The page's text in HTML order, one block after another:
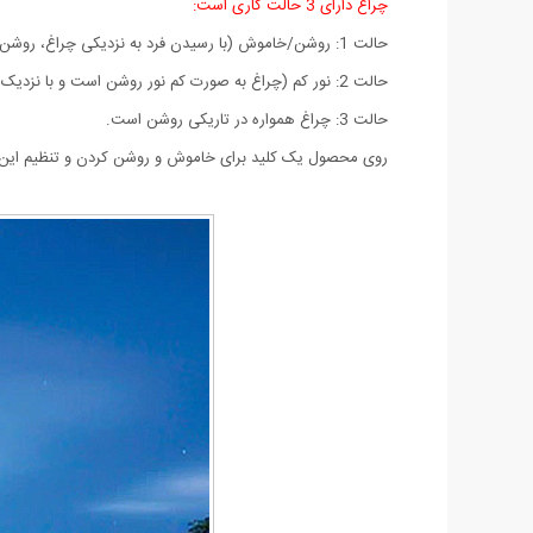
چراغ دارای 3 حالت کاری است:
حالت 1: روشن/خاموش (با رسیدن فرد به نزدیکی چراغ، روشن و با رفتن فرد خاموش می‌شود)
حالت 2: نور کم (چراغ به صورت کم نور روشن است و با نزدیک شدن افراد پرنور می‌شود و با رفتن آن‌ها مجدداً کم‌نور می‌گردد)
حالت 3: چراغ همواره در تاریکی روشن است.
روی محصول یک کلید برای خاموش و روشن کردن و تنظیم این 3 حالت قرار گرفته